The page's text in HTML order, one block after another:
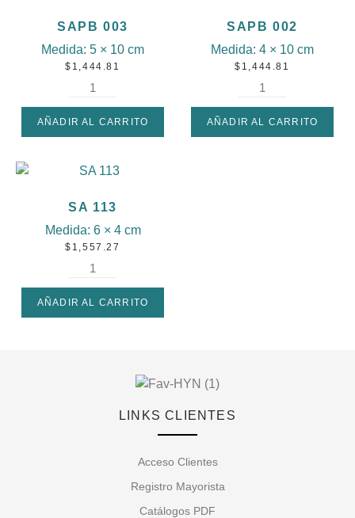
SAPB 003
Medida: 5 × 10 cm
$ 1,444.81
AÑADIR AL CARRITO
SAPB 002
Medida: 4 × 10 cm
$ 1,444.81
AÑADIR AL CARRITO
SA 113
Medida: 6 × 4 cm
$ 1,557.27
AÑADIR AL CARRITO
LINKS CLIENTES
Acceso Clientes
Registro Mayorista
Catálogos PDF